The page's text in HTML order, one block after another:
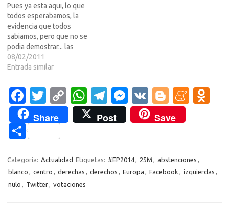
Pues ya esta aqui, lo que
todos esperabamos, la
evidencia que todos
sabiamos, pero que no se
podia demostrar... las
entidades de gestion roban.
Parece ser que las mismas,
contentas de lo que ya roban
por el canon, hicieron firmar
al gobierno con "talante" de
Shoemaker una…
08/02/2011
Entrada similar
Fa
c
e
b
o
o
T
w
it
te
r
C
o
p
Li
n
W
h
at
A
p
T
el
e
a
m
M
es
se
g
er
V
K
Bl
o
g
er
M
a
m as
Share Post Save
C
m
p
Categoría: Actualidad Etiquetas: #EP2014, 25M , abstenciones ,
blanco , centro , derechas , derechos , Europa , Facebook , izquierdas ,
nulo , Twitter, votaciones